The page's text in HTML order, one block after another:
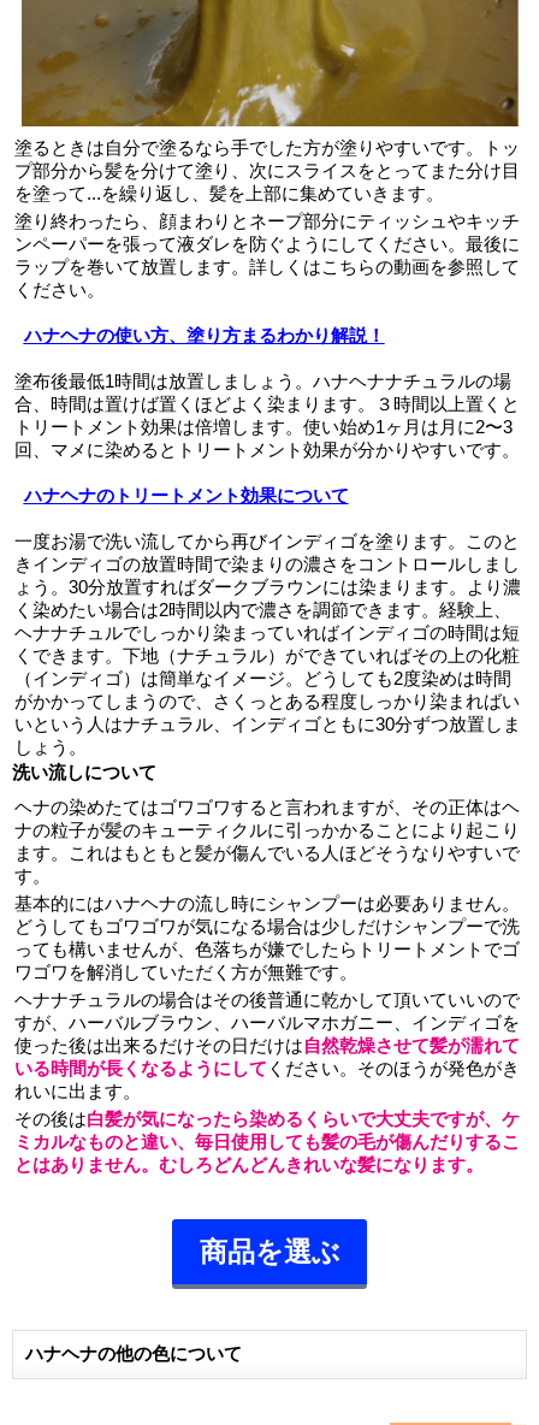
塗るときは自分で塗るなら手でした方が塗りやすいです。トッ
プ部分から髪を分けて塗り、次にスライスをとってまた分け目
を塗って...を繰り返し、髪を上部に集めていきます。
塗り終わったら、顔まわりとネープ部分にティッシュやキッチ
ンペーパーを張って液ダレを防ぐようにしてください。最後に
ラップを巻いて放置します。詳しくはこちらの動画を参照して
ください。
ハナヘナの使い方、塗り方まるわかり解説！
塗布後最低1時間は放置しましょう。ハナヘナナチュラルの場
合、時間は置けば置くほどよく染まります。３時間以上置くと
トリートメント効果は倍増します。使い始め1ヶ月は月に2〜3
回、マメに染めるとトリートメント効果が分かりやすいです。
ハナヘナのトリートメント効果について
一度お湯で洗い流してから再びインディゴを塗ります。このと
きインディゴの放置時間で染まりの濃さをコントロールしまし
ょう。30分放置すればダークブラウンには染まります。より濃
く染めたい場合は2時間以内で濃さを調節できます。経験上、
ヘナナチュルでしっかり染まっていればインディゴの時間は短
くできます。下地（ナチュラル）ができていればその上の化粧
（インディゴ）は簡単なイメージ。どうしても2度染めは時間
がかかってしまうので、さくっとある程度しっかり染まればい
いという人はナチュラル、インディゴともに30分ずつ放置しま
しょう。
洗い流しについて
ヘナの染めたてはゴワゴワすると言われますが、その正体はヘ
ナの粒子が髪のキューティクルに引っかかることにより起こり
ます。これはもともと髪が傷んでいる人ほどそうなりやすいで
す。
基本的にはハナヘナの流し時にシャンプーは必要ありません。
どうしてもゴワゴワが気になる場合は少しだけシャンプーで洗
っても構いませんが、色落ちが嫌でしたらトリートメントでゴ
ワゴワを解消していただく方が無難です。
ヘナナチュラルの場合はその後普通に乾かして頂いていいので
すが、ハーバルブラウン、ハーバルマホガニー、インディゴを
使った後は出来るだけその日だけは自然乾燥させて髪が濡れて
いる時間が長くなるようにして ください。そのほうが発色がき
れいに出ます。
その後は白髪が気になったら染めるくらいで大丈夫ですが、ケ
ミカルなものと違い、毎日使用しても髪の毛が傷んだりするこ
とはありません。むしろどんどんきれいな髪になります。
商品を選ぶ
ハナヘナの他の色について